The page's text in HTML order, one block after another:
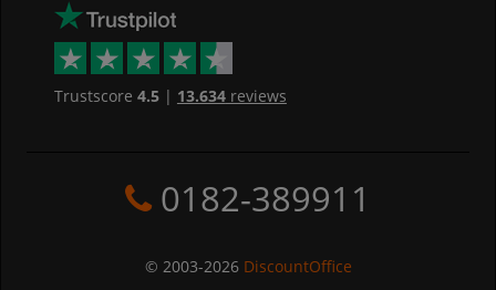
Trustscore 4.5| 13.634reviews
0182-389911
© 2003-2026 DiscountOffice